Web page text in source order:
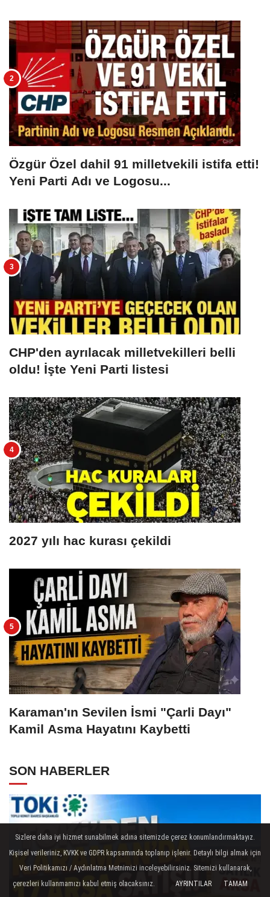
Özgür Özel dahil 91 milletvekili istifa etti!
Yeni Parti Adı ve Logosu...
CHP'den ayrılacak milletvekilleri belli
oldu! İşte Yeni Parti listesi
2027 yılı hac kurası çekildi
Karaman'ın Sevilen İsmi "Çarli Dayı"
Kamil Asma Hayatını Kaybetti
SON HABERLER
Sizlere daha iyi hizmet sunabilmek adına sitemizde çerez konumlandırmaktayız.
Kişisel verileriniz, KVKK ve GDPR kapsamında toplanıp işlenir. Detaylı bilgi almak için
Veri Politikamızı / Aydınlatma Metnimizi inceleyebilirsiniz. Sitemizi kullanarak,
çerezleri kullanmamızı kabul etmiş olacaksınız.
AYRINTILAR TAMAM